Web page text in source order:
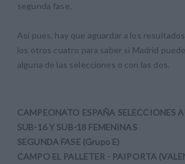
segunda fase.
Así pues, hay que aguardar a los
los otros cuatro para saber si Madrid
alguna de las selecciones o con las dos.
CAMPEONATO ESPAÑA SELECCIONES
SUB-16 Y SUB-18 FEMENINAS
SEGUNDA FASE (Grupo E)
CAMPO EL PALLETER - PAIPORTA